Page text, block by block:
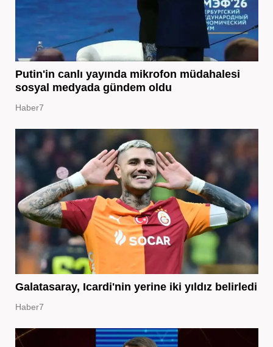
Putin'in canlı yayında mikrofon müdahalesi
sosyal medyada gündem oldu
Haber7
Galatasaray, Icardi'nin yerine iki yıldız belirledi
Haber7